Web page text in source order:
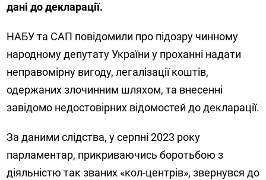
дані до декларації.
НАБУ та САП повідомили про підозру чинному
народному депутату України у проханні надати
неправомірну вигоду, легалізації коштів,
одержаних злочинним шляхом, та внесенні
завідомо недостовірних відомостей до декларації.
За даними слідства, у серпні 2023 року
парламентар, прикриваючись боротьбою з
діяльністю так званих «кол-центрів», звернувся до